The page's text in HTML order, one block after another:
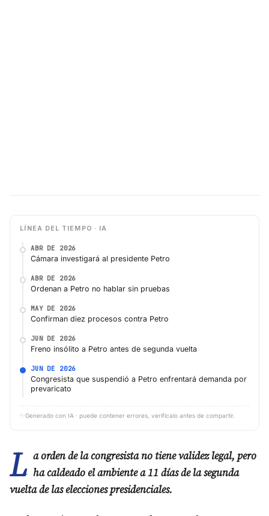
LÍNEA DEL TIEMPO · IA
ABR DE 2026
Cámara investigará al presidente Petro
ABR DE 2026
Ordenan a Petro no hablar sin pruebas
MAY DE 2026
Confirman diez procesos contra Petro
JUN DE 2026
Freno insólito a Petro antes de segunda vuelta
JUN DE 2026
Congresista que suspendió a Petro enfrentará demanda por
prevaricato
✨ Generado con IA · puede contener errores, verifícalo antes de compartir.
L a orden de la congresista no tiene validez legal, pero
ha caldeado el ambiente a 11 días de la segunda
vuelta de las elecciones presidenciales.